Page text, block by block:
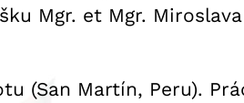
Mgr. et Mgr.
(San Martín, Peru).